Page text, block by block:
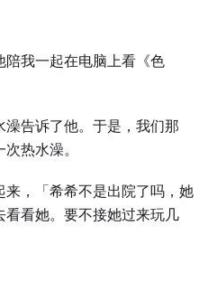
我一起在电脑上看《色
告诉了他。于是，我们那
热水澡。
，「希希不是出院了吗，她
看她。要不接她过来玩几